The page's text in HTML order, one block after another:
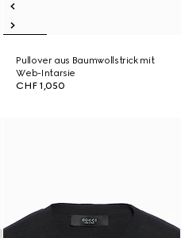
Pullover aus Baumwollstrick mit
Web-Intarsie
CHF 1,050